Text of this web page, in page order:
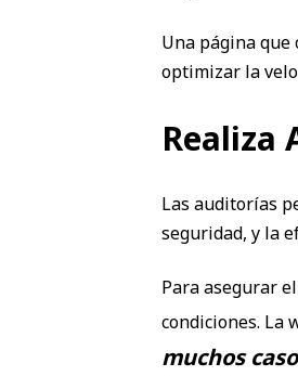
Una página
optimizar la
Realiza
Las auditorías
seguridad, y la
Para asegurar
condiciones. La
muchos